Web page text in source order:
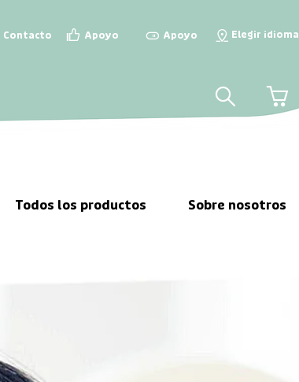
Contacto Apoyo
👍 Apoyo
  Elegir idioma
📍 🛒
Todos los productos Sobre nosotros